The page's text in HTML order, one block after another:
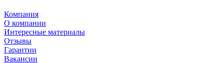
Компания
О компании
Интересные материалы
Отзывы
Гарантии
Вакансии